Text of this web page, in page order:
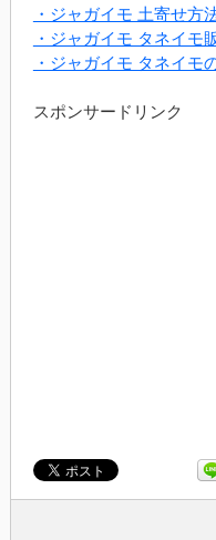
・ジャガイモ 土寄せ方
・ジャガイモ タネイモ
・ジャガイモ タネイモ
スポンサードリンク